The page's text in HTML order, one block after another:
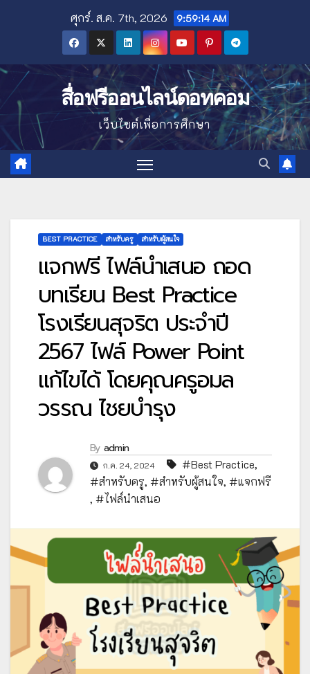
ศุกร์. ส.ค. 7th, 2026 9:59:15 AM
สื่อฟรีออนไลน์ดอทคอม
เว็บไซต์เพื่อการศึกษา
BEST PRACTICE สำหรับครู สำหรับผู้สนใจ
แจกฟรี ไฟล์นำเสนอ ถอด
บทเรียน Best Practice
โรงเรียนสุจริต ประจำปี
2567 ไฟล์ Power Point
แก้ไขได้ โดยคุณครูอมล
วรรณ ไชยบำรุง
By admin
ก.ค. 24, 2024 #Best Practice,
#สำหรับครู, #สำหรับผู้สนใจ, #แจกฟรี
, #ไฟล์นำเสนอ